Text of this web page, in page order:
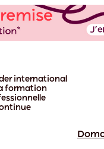
international
formation